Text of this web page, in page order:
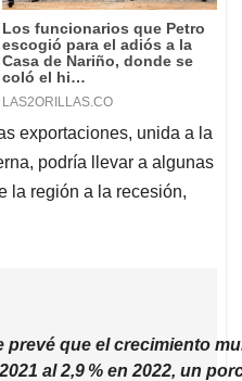
exportaciones, unida a la
podría llevar a algunas
la región a la recesión,
prevé que el crecimiento
al 2,9 % en 2022, un